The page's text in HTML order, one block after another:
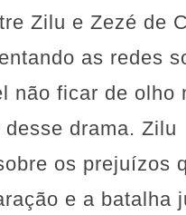
Zilu e Zezé de
as redes
não ficar de olho
drama. Zilu
os prejuízos
e a batalha